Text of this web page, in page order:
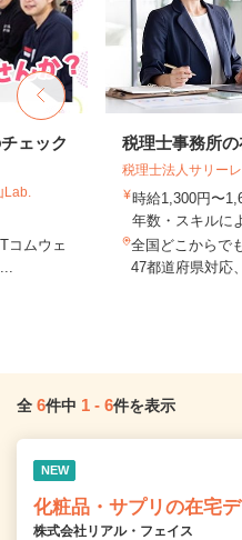
ェック
コムウェ
税理士事務所
税理士法人サリーレ
時給1,300円〜
年数・スキルに
全国どこからで
47都道府県対応
全 6件中 1 - 6件を表示
NEW
化粧品・サプリの在宅
株式会社リアル・フェイス